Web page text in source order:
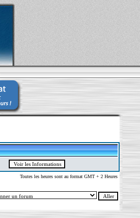
Toutes les heures sont au format GMT + 2 Heures